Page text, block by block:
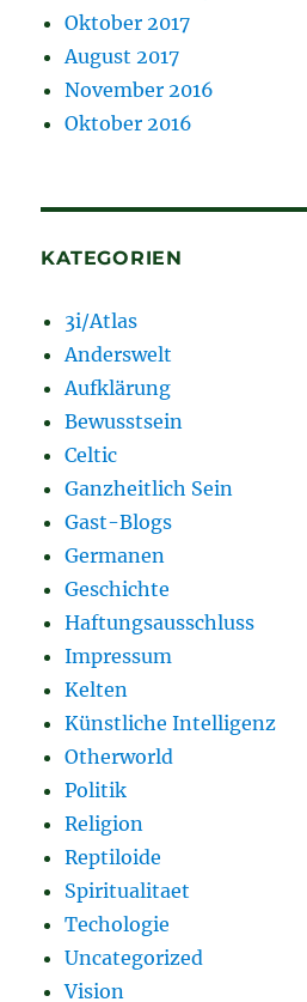
Oktober 2017
August 2017
November 2016
Oktober 2016
KATEGORIEN
3i/Atlas
Anderswelt
Aufklärung
Bewusstsein
Celtic
Ganzheitlich Sein
Gast-Blogs
Germanen
Geschichte
Haftungsausschluss
Impressum
Kelten
Künstliche Intelligenz
Otherworld
Politik
Religion
Reptiloide
Spiritualitaet
Techologie
Uncategorized
Vision